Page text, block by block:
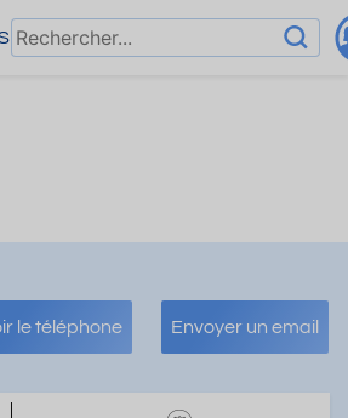
le téléphone Envoyer un email